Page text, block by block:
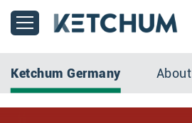
Ketchum Germany About